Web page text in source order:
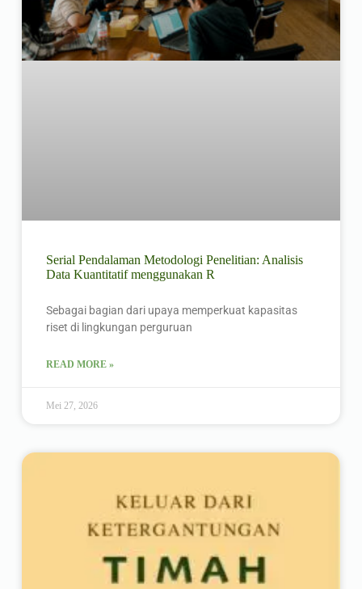
Serial Pendalaman Metodologi Penelitian: Analisis
Data Kuantitatif menggunakan R
Sebagai bagian dari upaya memperkuat kapasitas
riset di lingkungan perguruan
READ MORE »
Mei 27, 2026